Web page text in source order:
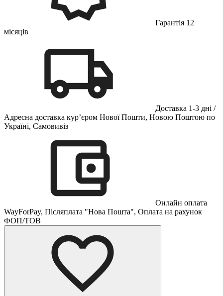
Гарантія 12
місяців
Доставка 1-3 дні /
Адресна доставка кур’єром Нової Пошти, Новою Поштою по
Україні, Самовивіз
Онлайн оплата
WayForPay, Післяплата "Нова Пошта", Оплата на рахунок
ФОП/ТОВ